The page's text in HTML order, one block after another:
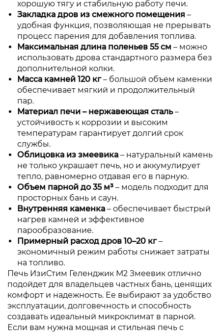
хорошую тягу и стабильную работу печи.
Закладка дров из смежного помещения –
удобная функция, позволяющая не прерывать
процесс парения для добавления топлива.
Максимальная длина поленьев 55 см – можно
использовать дрова стандартного размера без
дополнительной колки.
Масса камней 120 кг– большой объем каменки
обеспечивает мягкий и продолжительный
пар.
Материал печи – нержавеющая сталь–
устойчивость к коррозии и высоким
температурам гарантирует долгий срок
службы.
Облицовка из змеевика – натуральный камень
не только украшает печь, но и аккумулирует
тепло, равномерно отдавая его в парную.
Объем парной до 35 м³ – модель подходит для
просторных бань и саун.
Внутренняя каменка – обеспечивает быстрый
нагрев камней и эффективное
парообразование.
Примерный расход дров 10–20 кг–
экономичный режим работы снижает затраты
на топливо.
Печь ИзиСтим Геленджик М2 Змеевик отлично
подойдет для владельцев частных бань, ценящих
комфорт и надежность. Ее выбирают за удобство
эксплуатации, долговечность и способность
создавать идеальный микроклимат в парной.
Если вам нужна мощная и стильная печь с